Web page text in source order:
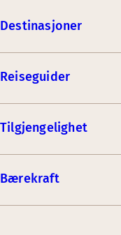
Destinasjoner
Reiseguider
Tilgjengelighet
Bærekraft